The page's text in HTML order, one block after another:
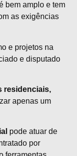
bem amplo e tem
as exigências
e projetos na
e disputado
residenciais,
apenas um
pode atuar de
por